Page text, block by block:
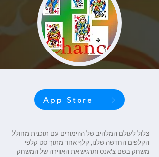
App Store
צלול לעולם המלהיב של ההימורים עם תוכנית מחולל
הקלפים החדשה שלנו, קלף אחד מתוך סט קלפי
משחק בשם צ'אנס ותרגיש את האווירה של המשחק